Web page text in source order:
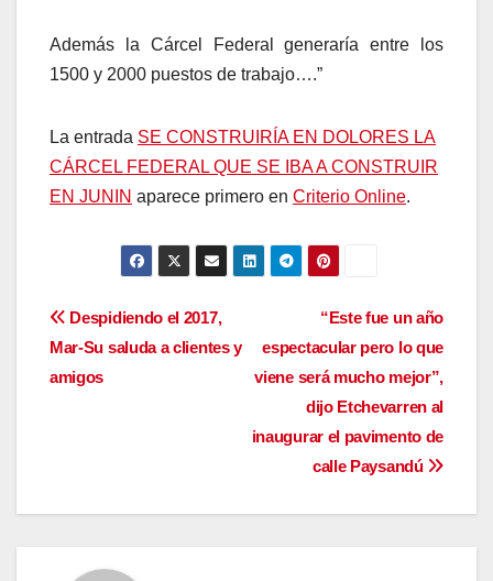
Además la Cárcel Federal generaría entre los
1500 y 2000 puestos de trabajo….”
La entrada SE CONSTRUIRÍA EN DOLORES LA
CÁRCEL FEDERAL QUE SE IBA A CONSTRUIR
EN JUNIN​ aparece primero en Criterio Online.
Navegación
de
“Este fue un año
espectacular pero lo que
viene será mucho mejor”,
dijo Etchevarren al
inaugurar el pavimento de
calle Paysandú
Despidiendo el 2017,
Mar-Su saluda a clientes y
amigos